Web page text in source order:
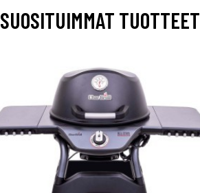
SUOSITUIMMAT TUOTTEET